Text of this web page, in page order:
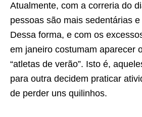
Atualmente, com a correria do
pessoas são mais sedentárias
Dessa forma, e com os
em janeiro costumam aparecer
“atletas de verão”. Isto é,
para outra decidem praticar
de perder uns quilinhos.